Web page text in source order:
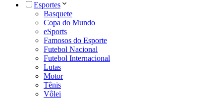
Esportes
Basquete
Copa do Mundo
eSports
Famosos do Esporte
Futebol Nacional
Futebol Internacional
Lutas
Motor
Tênis
Vôlei